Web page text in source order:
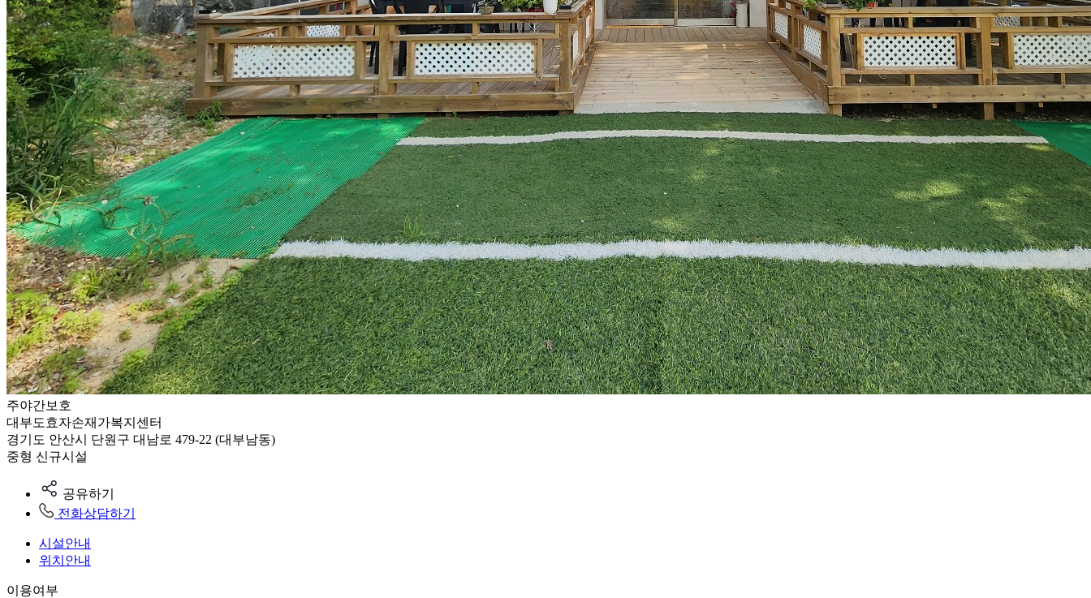
주야간보호
대부도효자손재가복지센터
경기도 안산시 단원구 대남로 479-22 (대부남동)
중형 신규시설
공유하기
전화상담하기
시설안내
위치안내
이용여부